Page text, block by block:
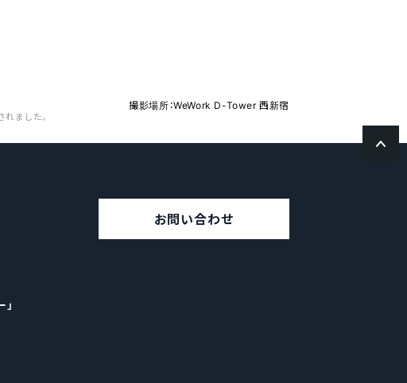
ました。
撮影場所：WeWork D-Tower 西新宿
お問い合わせ